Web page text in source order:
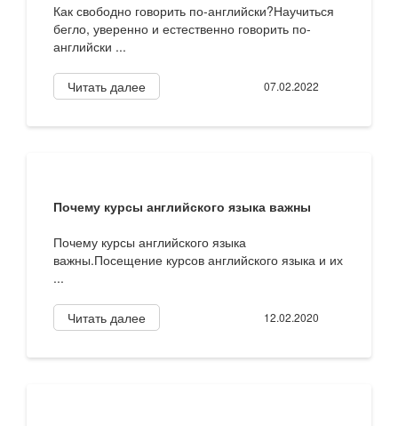
Как свободно говорить по-английски?Научиться
бегло, уверенно и естественно говорить по-
английски ...
Читать далее 07.02.2022
Почему курсы английского языка важны
Почему курсы английского языка
важны.Посещение курсов английского языка и их
...
Читать далее 12.02.2020